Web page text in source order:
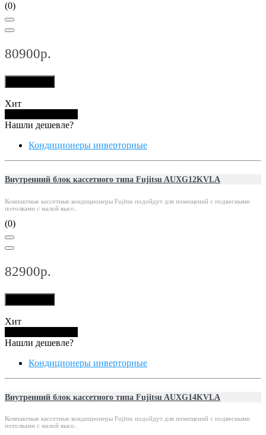
(0)
80900р.
Хит
Нашли дешевле?
Кондиционеры инверторные
Внутренний блок кассетного типа Fujitsu AUXG12KVLA
Компактные кассетные кондиционеры Fujitsu подойдут для помещений с подвесными
потолками с малой высо..
(0)
82900р.
Хит
Нашли дешевле?
Кондиционеры инверторные
Внутренний блок кассетного типа Fujitsu AUXG14KVLA
Компактные кассетные кондиционеры Fujitsu подойдут для помещений с подвесными
потолками с малой высо..